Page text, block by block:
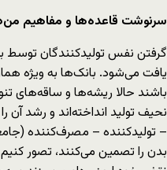
سرنوشت قاعده‌ها و مفاهیم
گرفتن نفس تولیدکنندگان توسط
یافت می‌شود. بانک‌ها به ویژه
باشند حالا ریشه‌ها و ساقه‌های
نحیف تولید انداخته‌‌اند و رشد آن
– تولیدکننده – مصرف‌کننده
بدن را تصمین می‌کنند، تصور